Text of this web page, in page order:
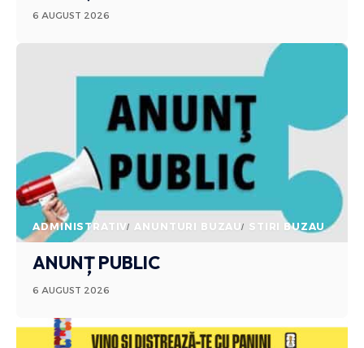
6 AUGUST 2026
ADMINISTRATIV ANUNTURI BUZAU STIRI BUZAU
ANUNȚ PUBLIC
6 AUGUST 2026